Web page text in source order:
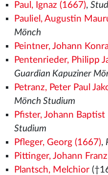
Paul, Ignaz (1667),
Pauliel, Augustin
Mönch
Peintner, Johann
Pentenrieder, Philipp
Guardian Kapuziner
Petranz, Peter Paul
Mönch Studium
Pfister, Johann Baptist
Studium
Pfleger, Georg (1667),
Pittinger, Johann
Plantsch, Melchior